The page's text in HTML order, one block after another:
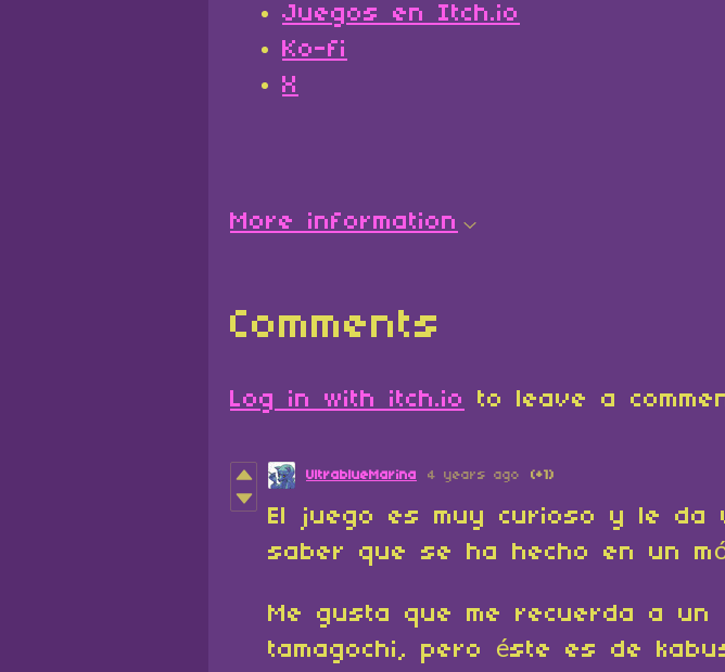
Juegos en Itch.io
Ko-fi
X
More information
Comments
Log in with itch.io to leave a
UltrablueMarina 4 years ago (+1)
El juego es muy curioso y le da
saber que se ha hecho en un
Me gusta que me recuerda a un
tamagochi, pero éste es de